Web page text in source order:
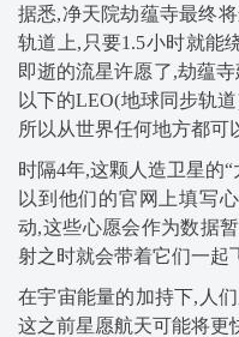
据悉,净天院劫蕴寺最终
轨道上,只要1.5小时就能
即逝的流星许愿了,劫蕴
以下的LEO(地球同步轨
所以从世界任何地方都可
时隔4年,这颗人造卫星的
以到他们的官网上填写
动,这些心愿会作为数据
射之时就会带着它们一起
在宇宙能量的加持下,人
这之前星愿航天可能将更